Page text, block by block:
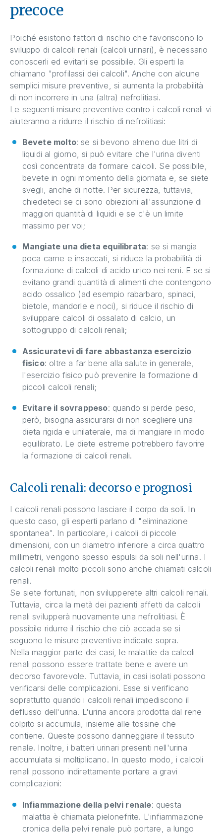
precoce
Poiché esistono fattori di rischio che favoriscono lo
sviluppo di calcoli renali (calcoli urinari), è necessario
conoscerli ed evitarli se possibile. Gli esperti la
chiamano "profilassi dei calcoli". Anche con alcune
semplici misure preventive, si aumenta la probabilità
di non incorrere in una (altra) nefrolitiasi.
Le seguenti misure preventive contro i calcoli renali vi
aiuteranno a ridurre il rischio di nefrolitiasi:
Bevete molto: se si bevono almeno due litri di
liquidi al giorno, si può evitare che l'urina diventi
così concentrata da formare calcoli. Se possibile,
bevete in ogni momento della giornata e, se siete
svegli, anche di notte. Per sicurezza, tuttavia,
chiedeteci se ci sono obiezioni all'assunzione di
maggiori quantità di liquidi e se c'è un limite
massimo per voi;
Mangiate una dieta equilibrata: se si mangia
poca carne e insaccati, si riduce la probabilità di
formazione di calcoli di acido urico nei reni. E se si
evitano grandi quantità di alimenti che contengono
acido ossalico (ad esempio rabarbaro, spinaci,
bietole, mandorle e noci), si riduce il rischio di
sviluppare calcoli di ossalato di calcio, un
sottogruppo di calcoli renali;
Assicuratevi di fare abbastanza esercizio
fisico: oltre a far bene alla salute in generale,
l'esercizio fisico può prevenire la formazione di
piccoli calcoli renali;
Evitare il sovrappeso: quando si perde peso,
però, bisogna assicurarsi di non scegliere una
dieta rigida e unilaterale, ma di mangiare in modo
equilibrato. Le diete estreme potrebbero favorire
la formazione di calcoli renali.
Calcoli renali: decorso e prognosi
I calcoli renali possono lasciare il corpo da soli. In
questo caso, gli esperti parlano di "eliminazione
spontanea". In particolare, i calcoli di piccole
dimensioni, con un diametro inferiore a circa quattro
millimetri, vengono spesso espulsi da soli nell'urina. I
calcoli renali molto piccoli sono anche chiamati calcoli
renali.
Se siete fortunati, non svilupperete altri calcoli renali.
Tuttavia, circa la metà dei pazienti affetti da calcoli
renali svilupperà nuovamente una nefrolitiasi. È
possibile ridurre il rischio che ciò accada se si
seguono le misure preventive indicate sopra.
Nella maggior parte dei casi, le malattie da calcoli
renali possono essere trattate bene e avere un
decorso favorevole. Tuttavia, in casi isolati possono
verificarsi delle complicazioni. Esse si verificano
soprattutto quando i calcoli renali impediscono il
deflusso dell'urina. L'urina ancora prodotta dal rene
colpito si accumula, insieme alle tossine che
contiene. Queste possono danneggiare il tessuto
renale. Inoltre, i batteri urinari presenti nell'urina
accumulata si moltiplicano. In questo modo, i calcoli
renali possono indirettamente portare a gravi
complicazioni:
Infiammazione della pelvi renale: questa
malattia è chiamata pielonefrite. L'infiammazione
cronica della pelvi renale può portare, a lungo